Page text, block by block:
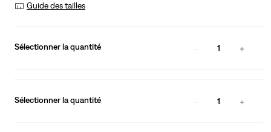
Guide des tailles
Sélectionner la quantité 1
Sélectionner la quantité 1